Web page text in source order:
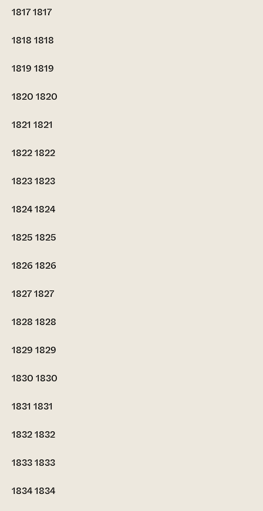
18171817
1818 1818
1819 1819
1820 1820
1821 1821
18221822
18231823
18241824
1825 1825
1826 1826
18271827
1828 1828
1829 1829
1830 1830
1831 1831
18321832
18331833
18341834